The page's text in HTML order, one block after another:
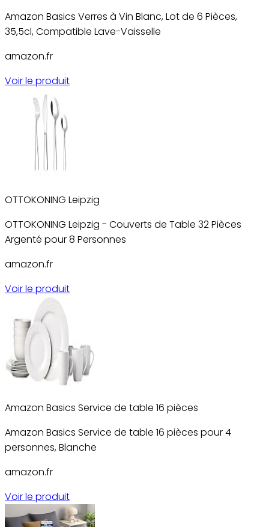
Amazon Basics Verres à Vin Blanc, Lot de 6 Pièces,
35,5cl, Compatible Lave-Vaisselle
amazon.fr
Voir le produit
OTTOKONING Leipzig
OTTOKONING Leipzig - Couverts de Table 32 Pièces
Argenté pour 8 Personnes
amazon.fr
Voir le produit
Amazon Basics Service de table 16 pièces
Amazon Basics Service de table 16 pièces pour 4
personnes, Blanche
amazon.fr
Voir le produit